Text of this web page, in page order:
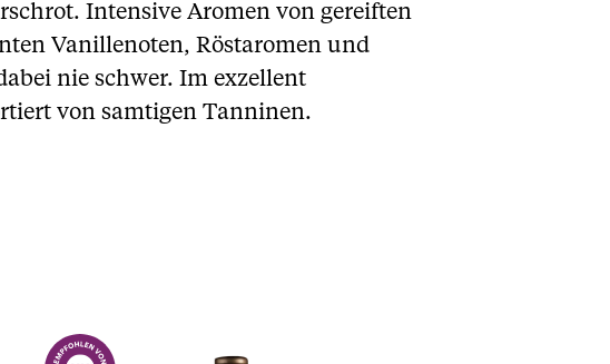
Intensive Aromen von gereiften
Vanillenoten, Röstaromen und
nie schwer. Im exzellent
von samtigen Tanninen.